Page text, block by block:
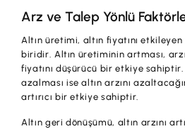
Kampanyalar
Başvuru Yap
Arz ve Talep Yönlü
Altın üretimi, altın fiyatını
biridir. Altın üretiminin artması,
fiyatını düşürücü bir etkiye
azalması ise altın arzını
artırıcı bir etkiye sahiptir.
Altın geri dönüşümü, altın arzını